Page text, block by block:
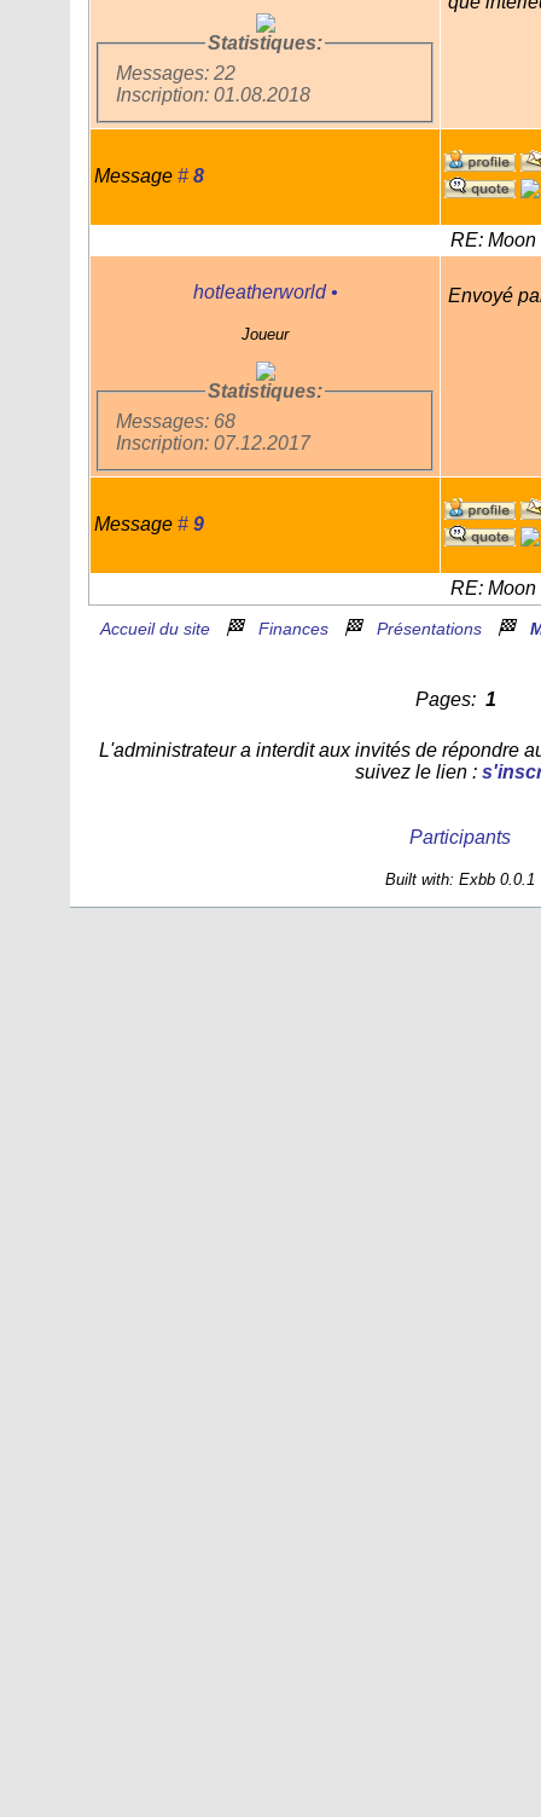
Statistiques:
Messages: 22
Inscription: 01.08.2018
Message#8
RE:
hotleatherworld •
Joueur
Statistiques:
Messages: 68
Inscription: 07.12.2017
Envoyé
Message#9
RE:
Accueil du site 🏁Finances 🏁Présentations 🏁
Pages: 1
L'administrateur a interdit aux invités de répondre
suivez le lien :
Participants
Built with: Exbb 0.0.1